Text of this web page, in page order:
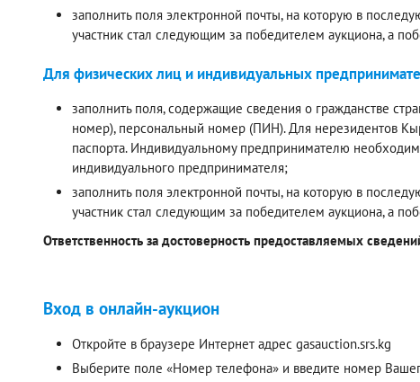
заполнить поля электронной почты, на которую в
участник стал следующим за победителем аукциона, а
Для физических лиц и индивидуальных
заполнить поля, содержащие сведения о гражданстве
номер), персональный номер (ПИН). Для нерезидентов
паспорта. Индивидуальному предпринимателю
индивидуального предпринимателя;
заполнить поля электронной почты, на которую в
участник стал следующим за победителем аукциона, а
Ответственность за достоверность предоставляемых
Вход в онлайн-аукцион
Откройте в браузере Интернет адрес gasauction.srs.kg
Выберите поле «Номер телефона» и введите номер